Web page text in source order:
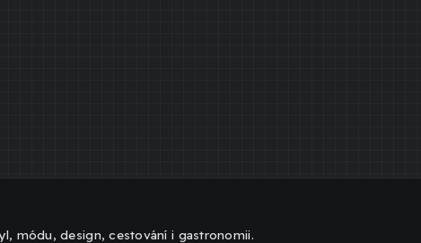
módu, design, cestování i gastronomii.